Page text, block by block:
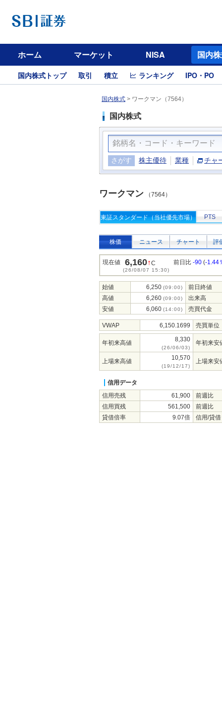
ホーム マーケット NISA 国内
国内株式トップ 取引 積立 ランキング IPO・PO
国内株式 > ワークマン（7564）
国内株式
さがす 株主優待 業種 チャ
ワークマン （7564）
東証スタンダード（当社優先市場） PTS
株価 ニュース チャート 評
現在値 6,160↑C
(26/08/07 15:30)
前日比 -90 (-1.44
始値 6,250 (09:00)
前日終値
高値
6,260 (09:00)
出来高
安値
6,060 (14:00) 売買代金
VWAP 6,150.1699 売買単位
年初来高値 8,330
(26/06/03)
年初来安
上場来高値 10,570
(19/12/17)
上場来安
信用データ
信用売残
61,900
前週比
信用買残
561,500
前週比
貸借倍率
9.07倍 信用/貸借